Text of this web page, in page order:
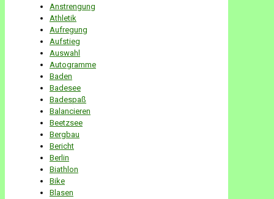
Anstrengung
Athletik
Aufregung
Aufstieg
Auswahl
Autogramme
Baden
Badesee
Badespaß
Balancieren
Beetzsee
Bergbau
Bericht
Berlin
Biathlon
Bike
Blasen